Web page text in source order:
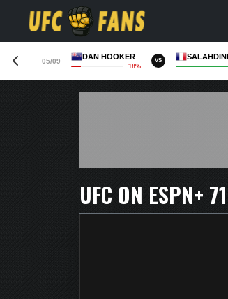
05/09
DAN HOOKER
18%
VS
UFC ON ESPN+